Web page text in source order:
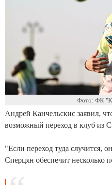
Фото: ФК
Андрей Канчельскис заявил,
возможный переход в клуб из
"Если переход туда случится,
Сперцян обеспечит несколько